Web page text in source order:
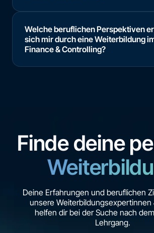
Welche beruflichen Perspektiven
sich mir durch eine Weiterbildung
Finance & Controlling?
Finde deine
Deine Erfahrungen und beruflichen
unsere
helfen dir bei der Suche nach
Lehrgang.